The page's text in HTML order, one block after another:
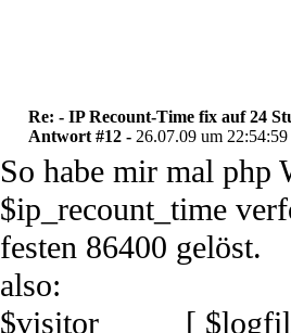
Re: - IP Recount-Time fix auf 24
Antwort #12 - 26.07.09 um 22:54:59
So habe mir mal php
$ip_recount_time
festen 86400 gelöst.
also:
$visitor [